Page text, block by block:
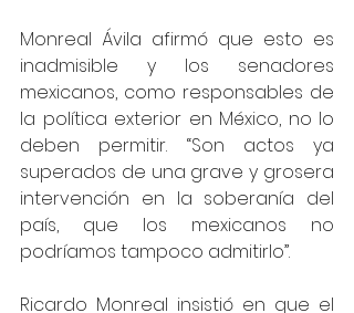
Monreal Ávila afirmó que esto es
inadmisible y los senadores
mexicanos, como responsables de
la política exterior en México, no lo
deben permitir. “Son actos ya
superados de una grave y grosera
intervención en la soberanía del
país, que los mexicanos no
podríamos tampoco admitirlo”.
Ricardo Monreal insistió en que el